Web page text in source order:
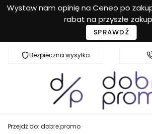
Wystaw nam opinię na Ceneo po
rabat na przyszłe
SPRAWDŹ
Bezpieczna wysyłka
Przejdź do: dobre.promo